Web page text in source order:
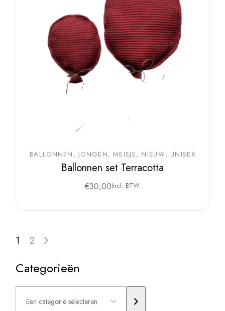
BALLONNEN JONGEN MEISJE NIEUW UNISEX
Ballonnen set Terracotta
€30,00Incl. BTW
1 2
Categorieën
Een
categorie
selecteren